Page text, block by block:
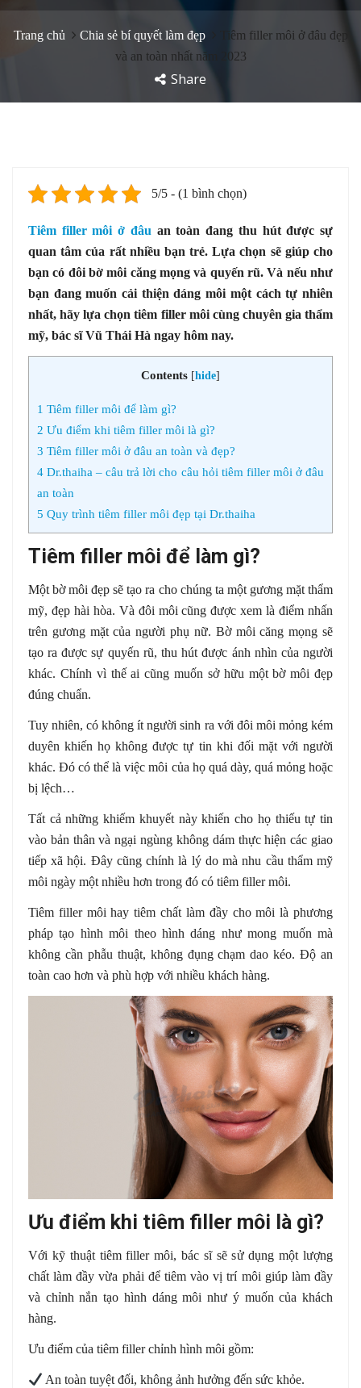
Trang chủ Chia sẻ bí quyết làm đẹp
Tiêm filler môi ở đâu đẹp
và an toàn nhất năm 2023
Share
5/5 - (1 bình chọn)
Tiêm filler môi ở đâu an toàn đang thu hút được sự
quan tâm của rất nhiều bạn trẻ. Lựa chọn sẽ giúp cho
bạn có đôi bờ môi căng mọng và quyến rũ. Và nếu như
bạn đang muốn cải thiện dáng môi một cách tự nhiên
nhất, hãy lựa chọn tiêm filler môi cùng chuyên gia thẩm
mỹ, bác sĩ Vũ Thái Hà ngay hôm nay.
Contents [hide]
1 Tiêm filler môi để làm gì?
2 Ưu điểm khi tiêm filler môi là gì?
3 Tiêm filler môi ở đâu an toàn và đẹp?
4 Dr.thaiha – câu trả lời cho câu hỏi tiêm filler môi ở đâu
an toàn
5 Quy trình tiêm filler môi đẹp tại Dr.thaiha
Tiêm filler môi để làm gì?
Một bờ môi đẹp sẽ tạo ra cho chúng ta một gương mặt thẩm
mỹ, đẹp hài hòa. Và đôi môi cũng được xem là điểm nhấn
trên gương mặt của người phụ nữ. Bờ môi căng mọng sẽ
tạo ra được sự quyến rũ, thu hút được ánh nhìn của người
khác. Chính vì thế ai cũng muốn sở hữu một bờ môi đẹp
đúng chuẩn.
Tuy nhiên, có không ít người sinh ra với đôi môi mỏng kém
duyên khiến họ không được tự tin khi đối mặt với người
khác. Đó có thể là việc môi của họ quá dày, quá mỏng hoặc
bị lệch…
Tất cả những khiếm khuyết này khiến cho họ thiếu tự tin
vào bản thân và ngại ngùng không dám thực hiện các giao
tiếp xã hội. Đây cũng chính là lý do mà nhu cầu thẩm mỹ
môi ngày một nhiều hơn trong đó có tiêm filler môi.
Tiêm filler môi hay tiêm chất làm đầy cho môi là phương
pháp tạo hình môi theo hình dáng như mong muốn mà
không cần phẫu thuật, không đụng chạm dao kéo. Độ an
toàn cao hơn và phù hợp với nhiều khách hàng.
Ưu điểm khi tiêm filler môi là gì?
Với kỹ thuật tiêm filler môi, bác sĩ sẽ sử dụng một lượng
chất làm đầy vừa phải để tiêm vào vị trí môi giúp làm đầy
và chỉnh nắn tạo hình dáng môi như ý muốn của khách
hàng.
Ưu điểm của tiêm filler chỉnh hình môi gồm:
️ An toàn tuyệt đối, không ảnh hưởng đến sức khỏe.